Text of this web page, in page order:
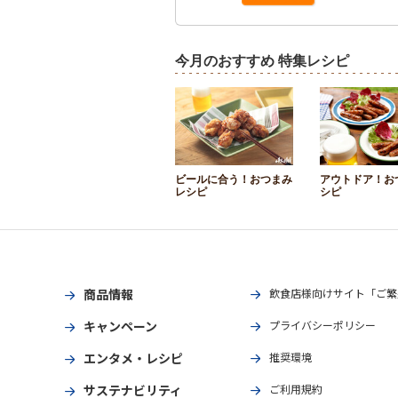
今月のおすすめ 特集レシピ
ビールに合う！おつまみ
レシピ
アウトドア！お
シピ
商品情報
キャンペーン
エンタメ・レシピ
サステナビリティ
飲食店様向けサイト「ご
プライバシーポリシー
推奨環境
ご利用規約